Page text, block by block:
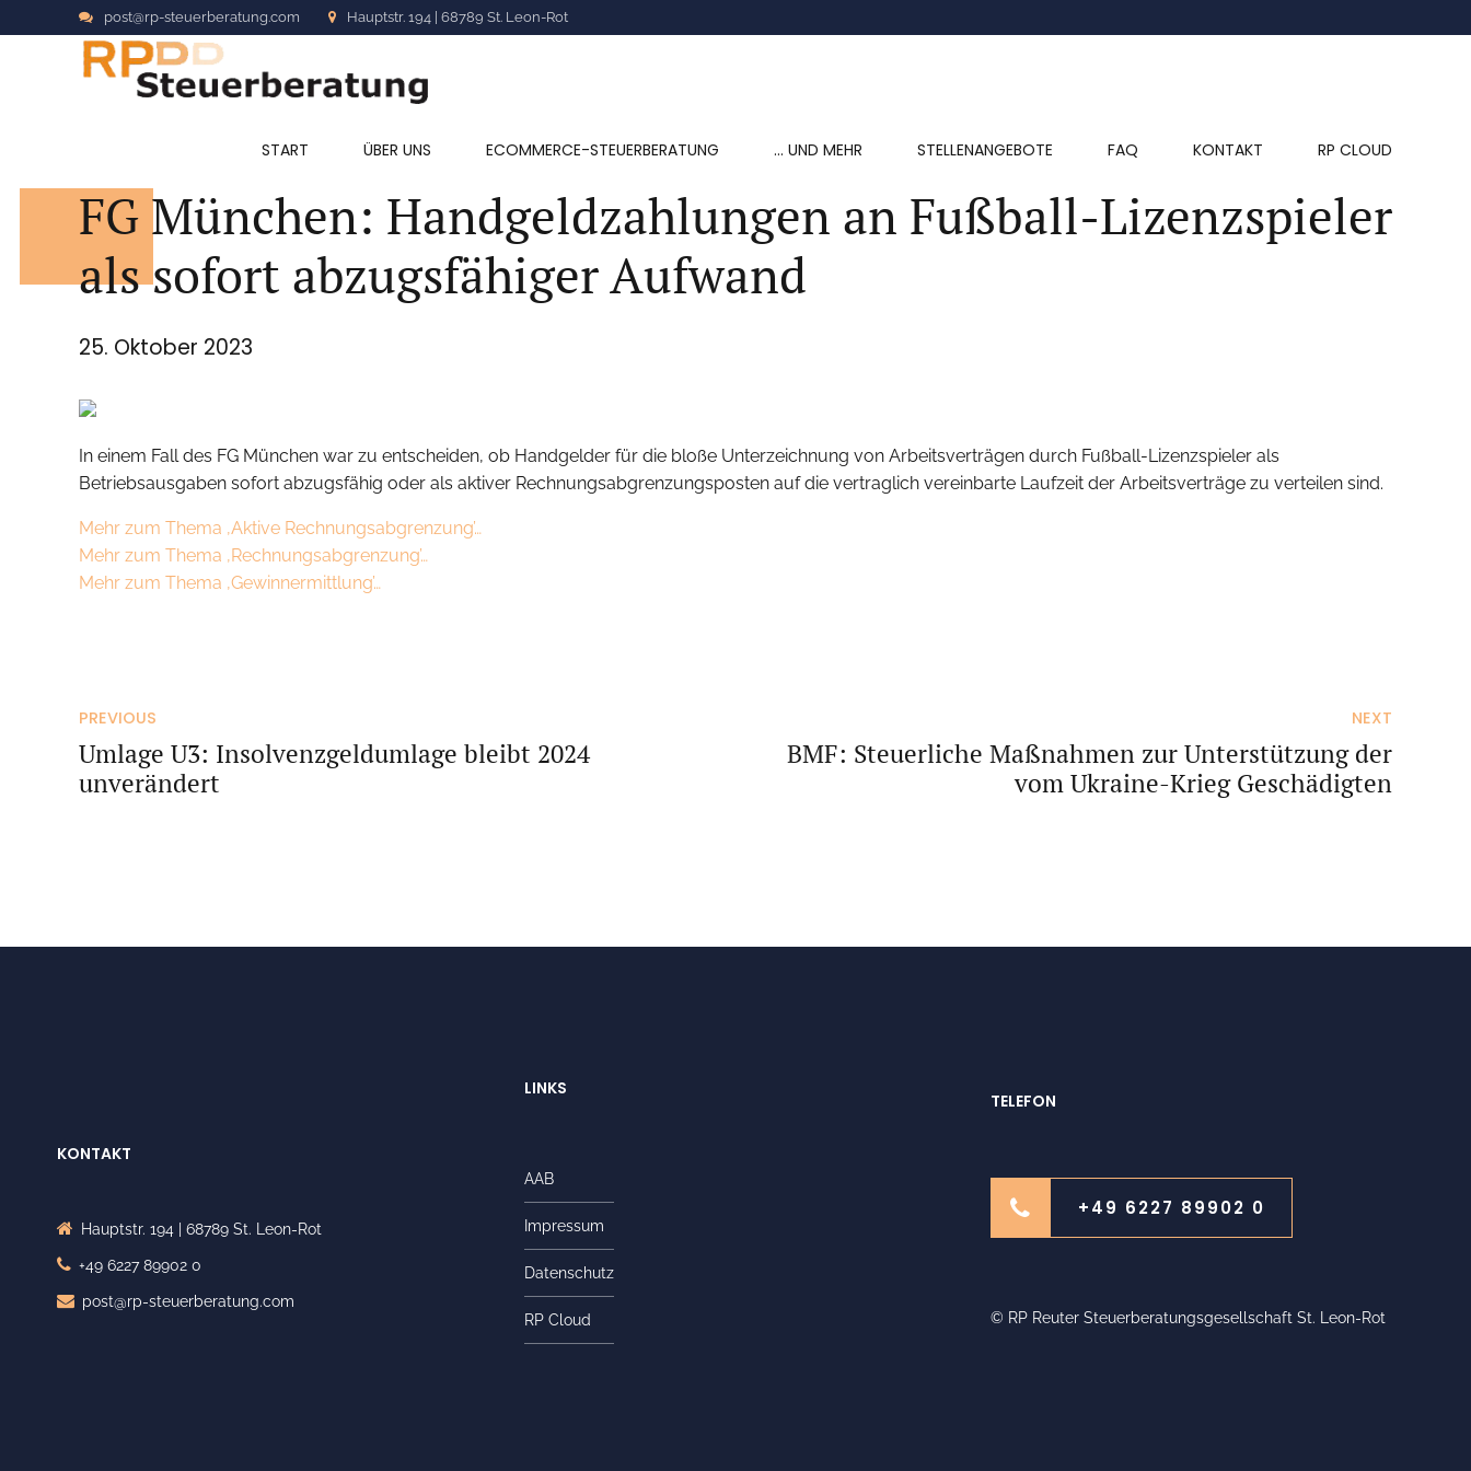
post@rp-steuerberatung.com Hauptstr. 194 | 68789 St. Leon-Rot
START ÜBER UNS ECOMMERCE-STEUERBERATUNG … UND MEHR STELLENANGEBOTE FAQ KONTAKT RP CLOUD
FG München: Handgeldzahlungen an Fußball-Lizenzspieler
als sofort abzugsfähiger Aufwand
25. Oktober 2023
In einem Fall des FG München war zu entscheiden, ob Handgelder für die bloße Unterzeichnung von Arbeitsverträgen durch Fußball-Lizenzspieler als
Betriebsausgaben sofort abzugsfähig oder als aktiver Rechnungsabgrenzungsposten auf die vertraglich vereinbarte Laufzeit der Arbeitsverträge zu verteilen sind.
Mehr zum Thema ‚Aktive Rechnungsabgrenzung’…
Mehr zum Thema ‚Rechnungsabgrenzung’…
Mehr zum Thema ‚Gewinnermittlung’…
PREVIOUS
Umlage U3: Insolvenzgeldumlage bleibt 2024
unverändert
NEXT
BMF: Steuerliche Maßnahmen zur Unterstützung der
vom Ukraine-Krieg Geschädigten
KONTAKT
Hauptstr. 194 | 68789 St. Leon-Rot
+49 6227 89902 0
post@rp-steuerberatung.com
LINKS
AAB
Impressum
Datenschutz
RP Cloud
TELEFON
+49 6227 89902 0
© RP Reuter Steuerberatungsgesellschaft St. Leon-Rot